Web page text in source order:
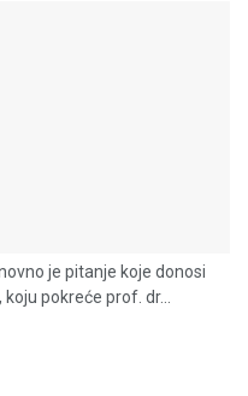
je pitanje koje donosi
pokreće prof. dr...